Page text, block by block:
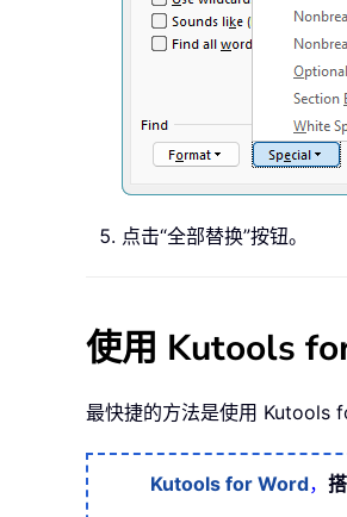
点击“全部替换”按钮。
使用 Kutools
最快捷的方法是使用 Kutools
Kutools for Word，